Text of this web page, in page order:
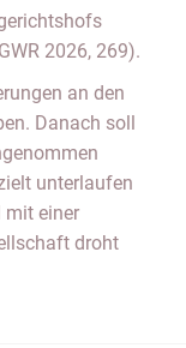
GWR 2026, 269).
an den
Danach soll
unterlaufen
mit einer
droht